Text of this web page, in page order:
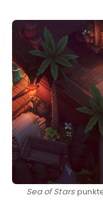
Sea of Stars